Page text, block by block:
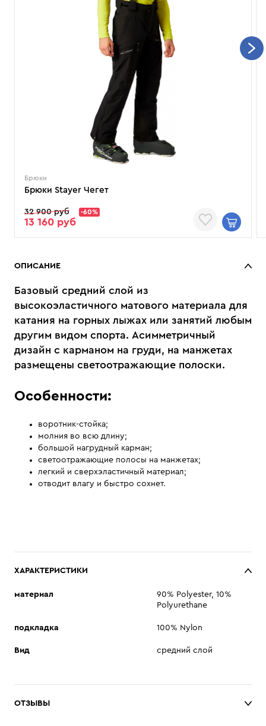
Брюки
Брюки Stayer Чегет
32 900 руб -60%
13 160 руб
ОПИСАНИЕ
Базовый средний слой из
высокоэластичного матового материала для
катания на горных лыжах или занятий любым
другим видом спорта. Асимметричный
дизайн с карманом на груди, на манжетах
размещены светоотражающие полоски.
Особенности:
воротник-стойка;
молния во всю длину;
большой нагрудный карман;
светоотражающие полосы на манжетах;
легкий и сверхэластичный материал;
отводит влагу и быстро сохнет.
ХАРАКТЕРИСТИКИ
материал
90% Polyester, 10%
Polyurethane
подкладка 100% Nylon
Вид средний слой
ОТЗЫВЫ